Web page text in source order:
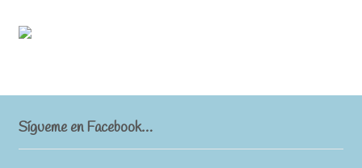
Sígueme en Facebook…